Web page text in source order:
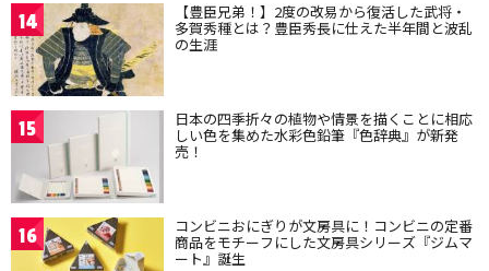
14 【豊臣兄弟！】2度の改易から復活した武将・
多賀秀種とは？豊臣秀長に仕えた半年間と波乱
の生涯
15 日本の四季折々の植物や情景を描くことに相応
しい色を集めた水彩色鉛筆『色辞典』が新発
売！
16 コンビニおにぎりが文房具に！コンビニの定番
商品をモチーフにした文房具シリーズ『ジムマ
ート』誕生